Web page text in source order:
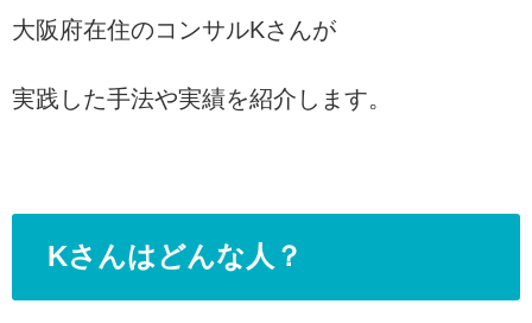
大阪府在住のコンサルKさんが
実践した手法や実績を紹介します。
Kさんはどんな人？